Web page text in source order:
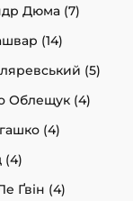
Дюма (7)
(14)
(5)
Облещук (4)
(4)
(4)
Ґвін (4)